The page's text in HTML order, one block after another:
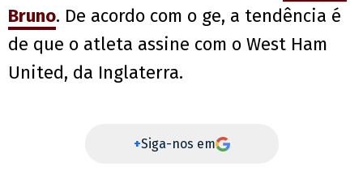
Bruno. De acordo com o ge, a tendência é
de que o atleta assine com o West Ham
United, da Inglaterra.
+Siga-nos em